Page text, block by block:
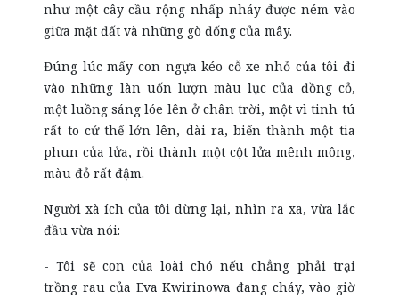
như một cây cầu rộng nhấp nháy được ném vào
giữa mặt đất và những gò đống của mây.
Đúng lúc mấy con ngựa kéo cỗ xe nhỏ của tôi đi
vào những làn uốn lượn màu lục của đồng cỏ,
một luồng sáng lóe lên ở chân trời, một vì tinh tú
rất to cứ thế lớn lên, dài ra, biến thành một tia
phun của lửa, rồi thành một cột lửa mênh mông,
màu đỏ rất đậm.
Người xà ích của tôi dừng lại, nhìn ra xa, vừa lắc
đầu vừa nói:
- Tôi sẽ con của loài chó nếu chẳng phải trại
trồng rau của Eva Kwirinowa đang cháy, vào giờ